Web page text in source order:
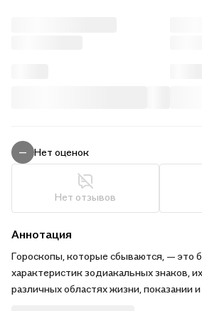
— Нет оценок
Нет отзывов
Аннотация
Гороскопы, которые сбываются, — это
характеристик зодиакальных знаков,
различных областях жизни, показании